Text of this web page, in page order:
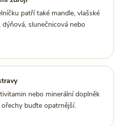
patří také mandle, vlašské
dýňová, slunečnicová nebo
nebo minerální doplněk
buďte opatrnější.